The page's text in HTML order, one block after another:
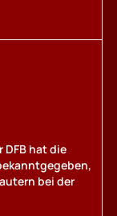
DFB hat die
bei der